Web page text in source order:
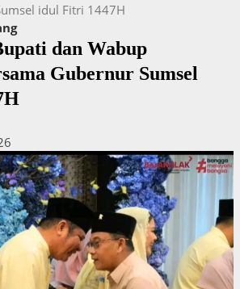
idul Fitri 1447H
dan Wabup
Gubernur Sumsel